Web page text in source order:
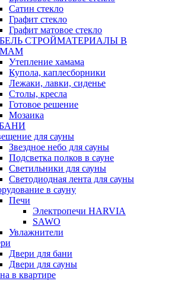
Сатин стекло
Графит стекло
Графит матовое стекло
СТРОЙМАТЕРИАЛЫ В
Утепление хамама
Купола, каплесборники
Лежаки, лавки, сиденье
Столы, кресла
Готовое решение
Мозаика
для сауны
Звездное небо для сауны
Подсветка полков в сауне
Светильники для сауны
Светодиодная лента для сауны
в сауну
Печи
Электропечи HARVIA
SAWO
Увлажнители
Двери для бани
Двери для сауны
в квартире